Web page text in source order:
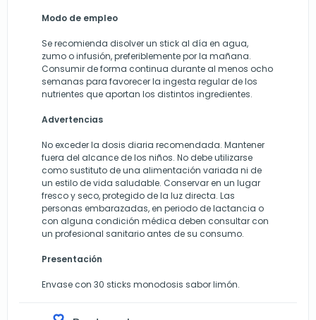
Modo de empleo
Se recomienda disolver un stick al día en agua,
zumo o infusión, preferiblemente por la mañana.
Consumir de forma continua durante al menos ocho
semanas para favorecer la ingesta regular de los
nutrientes que aportan los distintos ingredientes.
Advertencias
No exceder la dosis diaria recomendada. Mantener
fuera del alcance de los niños. No debe utilizarse
como sustituto de una alimentación variada ni de
un estilo de vida saludable. Conservar en un lugar
fresco y seco, protegido de la luz directa. Las
personas embarazadas, en periodo de lactancia o
con alguna condición médica deben consultar con
un profesional sanitario antes de su consumo.
Presentación
Envase con 30 sticks monodosis sabor limón.